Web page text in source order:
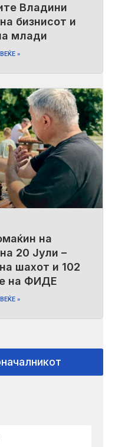
Владини
бизнисот и
млади
»
на
20 Јули –
шахот и 102
на ФИДЕ
»